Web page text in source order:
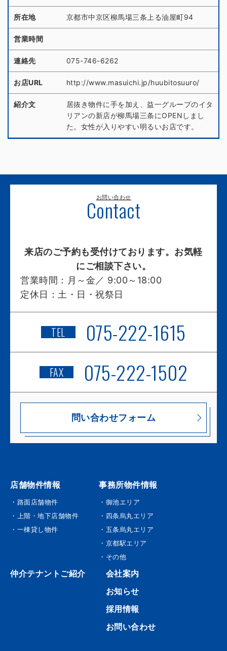
所在地 京都市中京区柳馬場三条上る油屋町94
営業時間
連絡先 075-746-6262
お店URL http://www.masuichi.jp/huubitosuuro/
紹介文
居抜き物件に手を加え、益一グループのイタ
リアンの新店が柳馬場三条にOPENしまし
た。女性が入りやすい明るいお店です。
お問い合わせ
Contact
来店のご予約も受付けております。お気軽
にご相談下さい。
営業時間：
月～金／ 9:00～18:00
定休日： 土・日・祝祭日
TEL 075-222-1615
FAX 075-222-1502
問い合わせフォーム
店舗物件情報
・路面店舗物件
・上階・地下店舗物件
・一棟貸し物件
事務所物件情報
・御池エリア
・四条烏丸エリア
・五条烏丸エリア
・京都駅エリア
・その他
仲介テナントご紹介
会社案内
お知らせ
採用情報
お問い合わせ